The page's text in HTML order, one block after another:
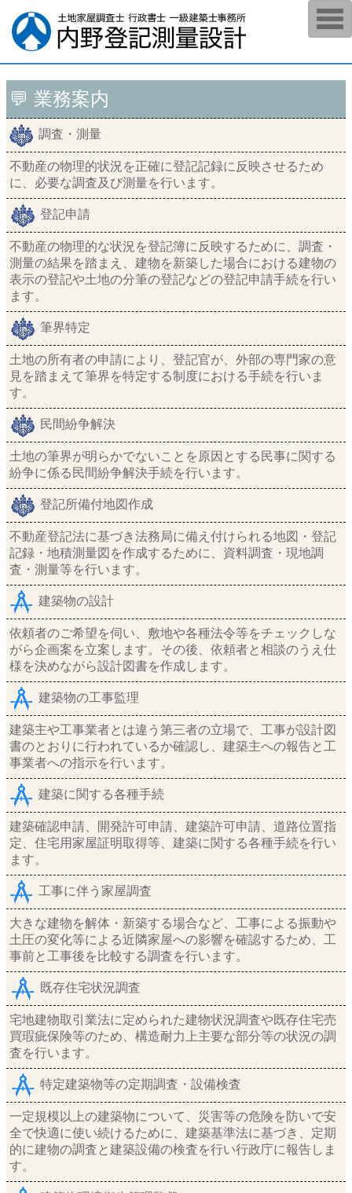
💬 業務案内
調査・測量
不動産の物理的状況を正確に登記記録に反映させるため
に、必要な調査及び測量を行います。
登記申請
不動産の物理的な状況を登記簿に反映するために、調査・
測量の結果を踏まえ、建物を新築した場合における建物の
表示の登記や土地の分筆の登記などの登記申請手続を行い
ます。
筆界特定
土地の所有者の申請により、登記官が、外部の専門家の意
見を踏まえて筆界を特定する制度における手続を行いま
す。
民間紛争解決
土地の筆界が明らかでないことを原因とする民事に関する
紛争に係る民間紛争解決手続を行います。
登記所備付地図作成
不動産登記法に基づき法務局に備え付けられる地図・登記
記録・地積測量図を作成するために、資料調査・現地調
査・測量等を行います。
建築物の設計
依頼者のご希望を伺い、敷地や各種法令等をチェックしな
がら企画案を立案します。その後、依頼者と相談のうえ仕
様を決めながら設計図書を作成します。
建築物の工事監理
建築主や工事業者とは違う第三者の立場で、工事が設計図
書のとおりに行われているか確認し、建築主への報告と工
事業者への指示を行います。
建築に関する各種手続
建築確認申請、開発許可申請、建築許可申請、道路位置指
定、住宅用家屋証明取得等、建築に関する各種手続を行い
ます。
工事に伴う家屋調査
大きな建物を解体・新築する場合など、工事による振動や
土圧の変化等による近隣家屋への影響を確認するため、工
事前と工事後を比較する調査を行います。
既存住宅状況調査
宅地建物取引業法に定められた建物状況調査や既存住宅売
買瑕疵保険等のため、構造耐力上主要な部分等の状況の調
査を行います。
特定建築物等の定期調査・設備検査
一定規模以上の建築物について、災害等の危険を防いで安
全で快適に使い続けるために、建築基準法に基づき、定期
的に建物の調査と建築設備の検査を行い行政庁に報告しま
す。
T
o
g
l
i
t